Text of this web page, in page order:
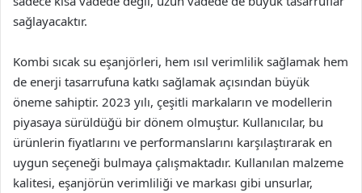
sağlayacaktır.
Kombi sıcak su eşanjörleri, hem ısıl verimlilik sağlamak hem
de enerji tasarrufuna katkı sağlamak açısından büyük
öneme sahiptir. 2023 yılı, çeşitli markaların ve modellerin
piyasaya sürüldüğü bir dönem olmuştur. Kullanıcılar, bu
ürünlerin fiyatlarını ve performanslarını karşılaştırarak en
uygun seçeneği bulmaya çalışmaktadır. Kullanılan malzeme
kalitesi, eşanjörün verimliliği ve markası gibi unsurlar,